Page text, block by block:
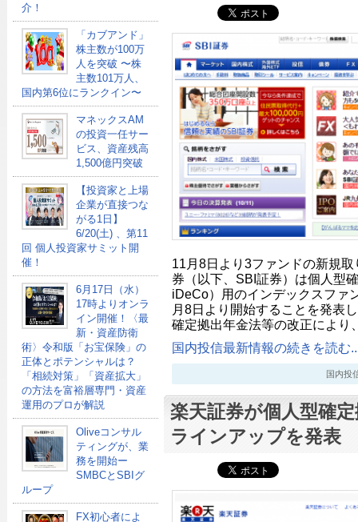
介！
「カブアンド」
株主数が100万
人を突破 〜株
主数101万人、
国内第6位にランクイン〜
マネックスAM
の投資一任サー
ビス、資産残高
1,500億円突破
【投資家と上場
企業が直接つな
がる1日】
6/20(土) 、第11
回 個人投資家サミット開
催！
6月17日（水）
17時よりオンラ
イン開催！〈最
新・資産防衛
術〉令和版「お宝保険」の
正体とポテンシャルは？
「相続対策」「資産拡大」
の方法を富裕層専門・資産
運用のプロが解説
Oliveコンサル
ティングが、業
務を開始ー
SMBCとSBIグ
ループ
FX初心者によ
11月8日より3ファンドの新規
券（以下、SBI証券）は個人型
iDeCo）用のインデックスファ
月8日より開始することを発表
確定拠出年金法等の改正によ
国内投信最新情報の続きを読む
国内投
楽天証券が個人型確
ラインアップを発表